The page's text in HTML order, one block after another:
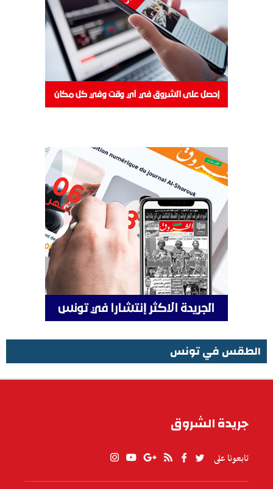
الطقس في تونس
جريدة الشروق
تابعونا على